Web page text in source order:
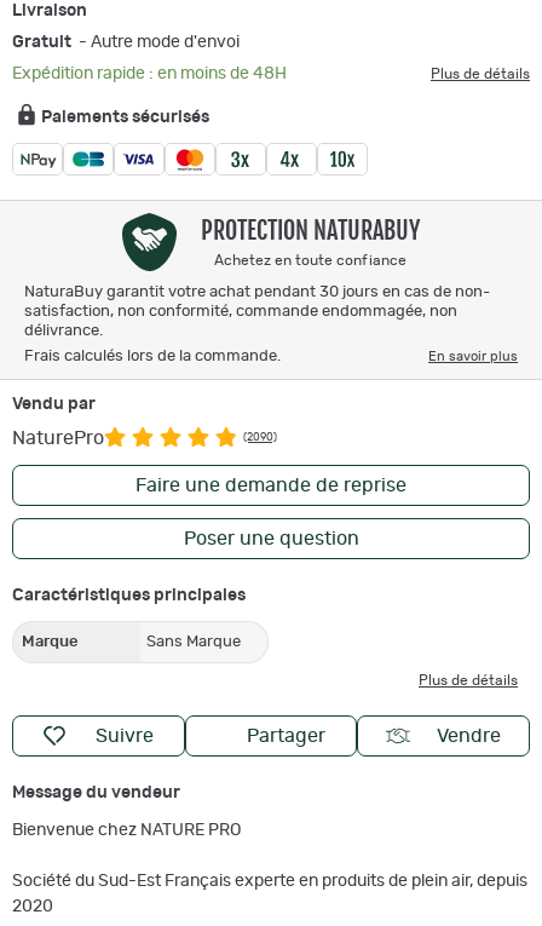
Livraison
Gratuit - Autre mode d'envoi
Expédition rapide : en moins de 48H
Plus de détails
Paiements sécurisés
PROTECTION NATURABUY
Achetez en toute confiance
NaturaBuy garantit votre achat pendant 30 jours en cas de non-
satisfaction, non conformité, commande endommagée, non
délivrance.
Frais calculés lors de la commande.
En savoir plus
Vendu par
NaturePro (2090)
Faire une demande de reprise
Poser une question
Caractéristiques principales
Marque Sans Marque
Plus de détails
Suivre Partager Vendre
Message du vendeur
Bienvenue chez NATURE PRO
Société du Sud-Est Français experte en produits de plein air, depuis
2020